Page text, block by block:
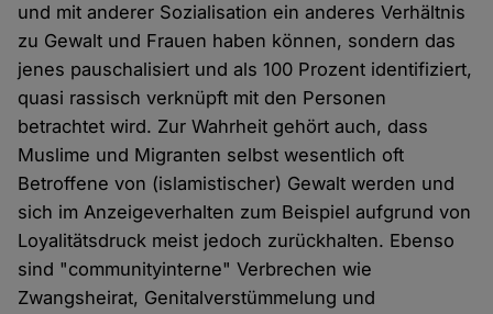
und mit anderer Sozialisation ein anderes Verhältnis
zu Gewalt und Frauen haben können, sondern das
jenes pauschalisiert und als 100 Prozent identifiziert,
quasi rassisch verknüpft mit den Personen
betrachtet wird. Zur Wahrheit gehört auch, dass
Muslime und Migranten selbst wesentlich oft
Betroffene von (islamistischer) Gewalt werden und
sich im Anzeigeverhalten zum Beispiel aufgrund von
Loyalitätsdruck meist jedoch zurückhalten. Ebenso
sind "communityinterne" Verbrechen wie
Zwangsheirat, Genitalverstümmelung und